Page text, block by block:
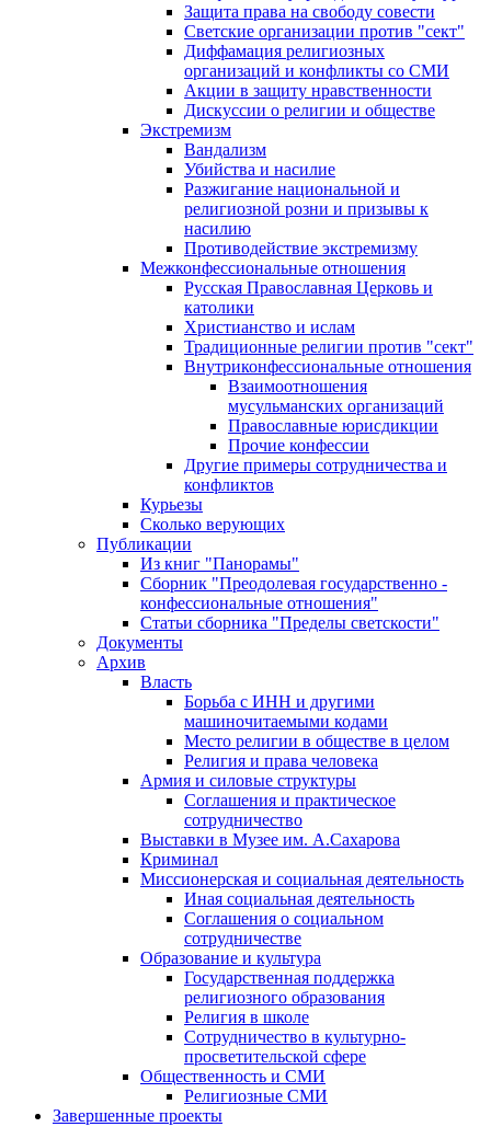
Защита права на свободу совести
Светские организации против "сект"
Диффамация религиозных
организаций и конфликты со СМИ
Акции в защиту нравственности
Дискуссии о религии и обществе
Экстремизм
Вандализм
Убийства и насилие
Разжигание национальной и
религиозной розни и призывы к
насилию
Противодействие экстремизму
Межконфессиональные отношения
Русская Православная Церковь и
католики
Христианство и ислам
Традиционные религии против "сект"
Внутриконфессиональные отношения
Взаимоотношения
мусульманских организаций
Православные юрисдикции
Прочие конфессии
Другие примеры сотрудничества и
конфликтов
Курьезы
Сколько верующих
Публикации
Из книг "Панорамы"
Сборник "Преодолевая государственно -
конфессиональные отношения"
Статьи сборника "Пределы светскости"
Документы
Архив
Власть
Борьба с ИНН и другими
машиночитаемыми кодами
Место религии в обществе в целом
Религия и права человека
Армия и силовые структуры
Соглашения и практическое
сотрудничество
Выставки в Музее им. А.Сахарова
Криминал
Миссионерская и социальная деятельность
Иная социальная деятельность
Соглашения о социальном
сотрудничестве
Образование и культура
Государственная поддержка
религиозного образования
Религия в школе
Сотрудничество в культурно-
просветительской сфере
Общественность и СМИ
Религиозные СМИ
Завершенные проекты